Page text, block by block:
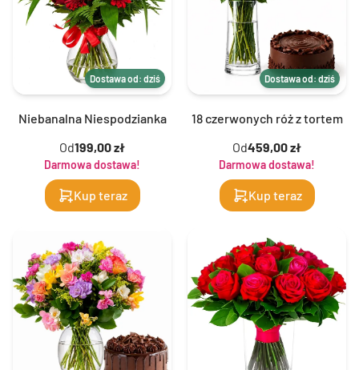
Dostawa od: dziś
Niebanalna Niespodzianka
Od199,00 zł
Darmowa dostawa!
Kup teraz
Dostawa od: dziś
18 czerwonych róż z tortem
Od459,00 zł
Darmowa dostawa!
Kup teraz